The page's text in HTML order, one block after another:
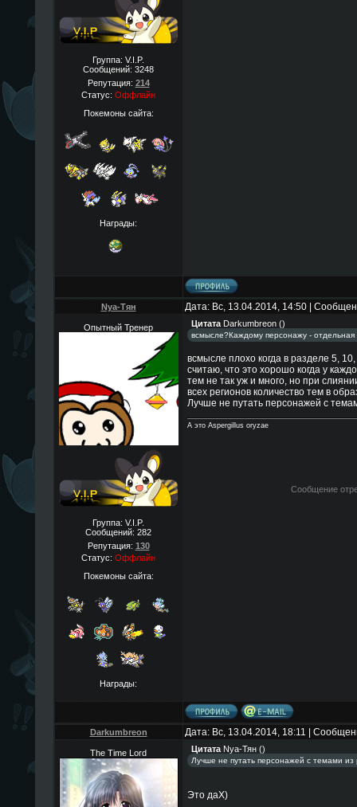
Группа: V.I.P.
Сообщений: 3248
Репутация: 214
Статус: Оффлайн
Покемоны сайта:
Награды:
Nya-Тян Дата: Вс, 13.04.2014, 14:50 |
Опытный Тренер
Группа: V.I.P.
Сообщений: 282
Репутация: 130
Статус: Оффлайн
Покемоны сайта:
Награды:
Цитата Darkumbreon()
всмысле?Каждому персонажу -
всмысле плохо когда в разделе 5,
считаю, что это хорошо когда у
тем не так уж и много, но при
всех регионов количество тем в
Лучше не путать персонажей с
А это Aspergillus oryzae
Сообщение
Darkumbreon Дата: Вс, 13.04.2014, 18:11 |
The Time Lord Цитата Nya-Тян()
Лучше не путать персонажей с темами из
Это даX)